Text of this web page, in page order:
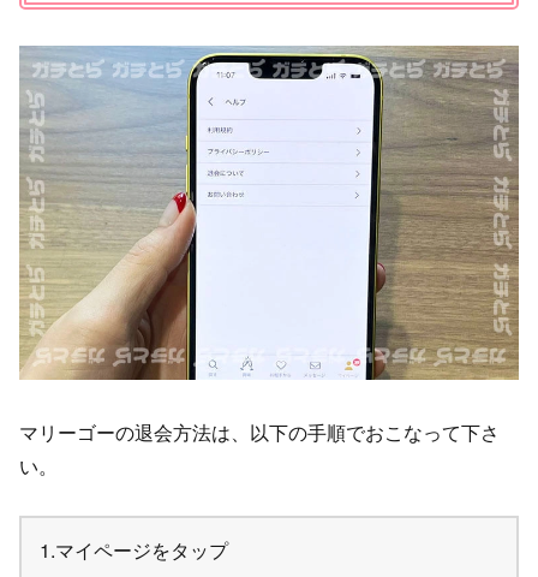
マリーゴーの退会方法は、以下の手順でおこなって下さ
い。
マイページをタップ